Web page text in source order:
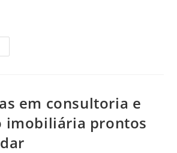
em consultoria e
imobiliária prontos